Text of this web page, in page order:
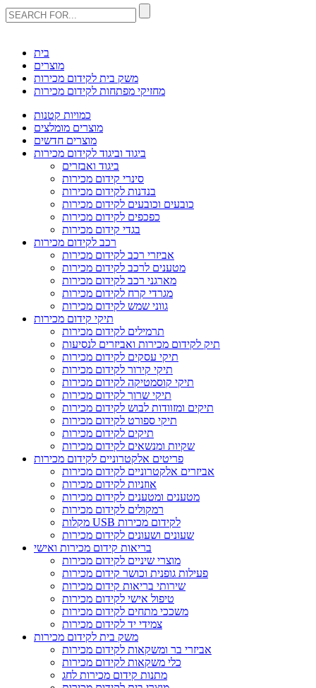
בית
מוצרים
משק בית לקידום מכירות
מחזיקי מפתחות לקידום מכירות
כמויות קטנות
מוצרים מומלצים
מוצרים חדשים
ביגוד וביגוד לקידום מכירות
ביגוד ואבזרים
סינרי קידום מכירות
בנדנות לקידום מכירות
כובעים וכובעים לקידום מכירות
כפכפים לקידום מכירות
בגדי קידום מכירות
רכב לקידום מכירות
אביזרי רכב לקידום מכירות
מטענים לרכב לקידום מכירות
מארגני רכב לקידום מכירות
מגרדי קרח לקידום מכירות
גווני שמש לקידום מכירות
תיקי קידום מכירות
תרמילים לקידום מכירות
תיק לקידום מכירות ואביזרים לנסיעות
תיקי עסקים לקידום מכירות
תיקי קירור לקידום מכירות
תיקי קוסמטיקה לקידום מכירות
תיקי שרוך לקידום מכירות
תיקים ומזוודות לבוש לקידום מכירות
תיקי ספורט לקידום מכירות
תיקים לקידום מכירות
שקיות ומנשאים לקידום מכירות
פריטים אלקטרוניים לקידום מכירות
אביזרים אלקטרוניים לקידום מכירות
אוזניות לקידום מכירות
מטענים ומטענים לקידום מכירות
רמקולים לקידום מכירות
מקלות USB לקידום מכירות
שעונים ושעונים לקידום מכירות
בריאות קידום מכירות ואישי
מוצרי שיניים לקידום מכירות
פעילות גופנית וכושר קידום מכירות
שירותי בריאות קידום מכירות
טיפול אישי לקידום מכירות
משככי מתחים לקידום מכירות
צמידי יד לקידום מכירות
משק בית לקידום מכירות
אביזרי בר ומשקאות לקידום מכירות
כלי משקאות לקידום מכירות
מתנות קידום מכירות לחג